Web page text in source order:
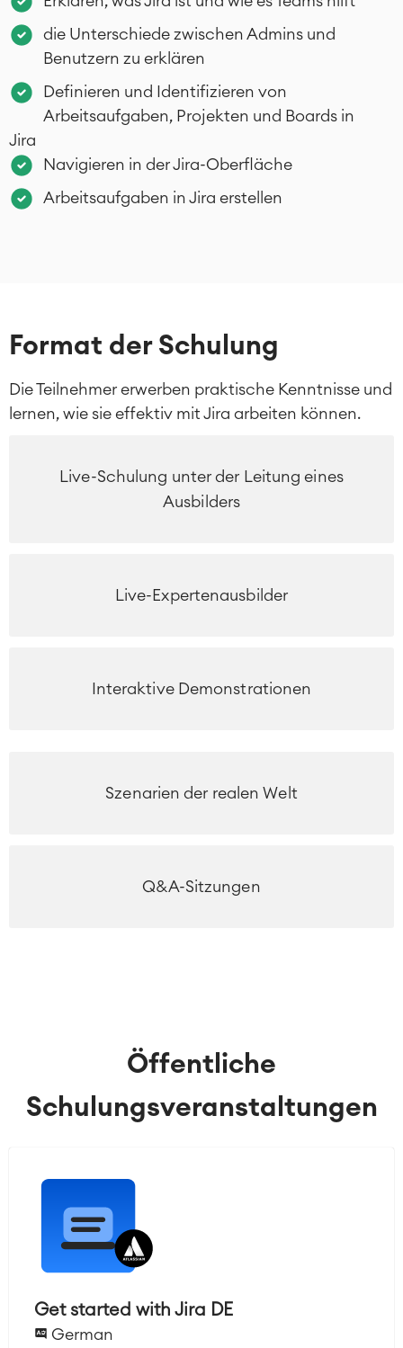
Virtual Office
Integration
Artificial Intelligence
Atlassian Backup & Restore
RESSOURCEN
ÜBER UNS
■
■
■
■
■
die Unterschiede zwischen Admins und
Benutzern zu erklären
Definieren und Identifizieren von
Arbeitsaufgaben, Projekten und Boards in
Jira
Navigieren in der Jira-Oberfläche
Arbeitsaufgaben in Jira erstellen
Format der Schulung
Die Teilnehmer erwerben praktische Kenntnisse und
lernen, wie sie effektiv mit Jira arbeiten können.
Live-Schulung unter der Leitung eines
Ausbilders
Live-Expertenausbilder
Interaktive Demonstrationen
Szenarien der realen Welt
Q&A-Sitzungen
Öffentliche
Schulungsveranstaltungen
Get started with Jira DE
German